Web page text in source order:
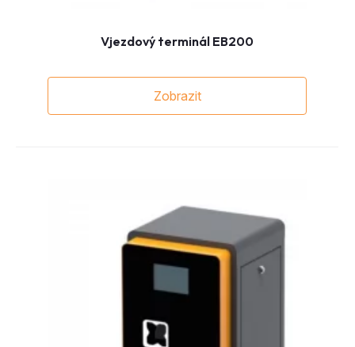
Vjezdový terminál EB200
Zobrazit